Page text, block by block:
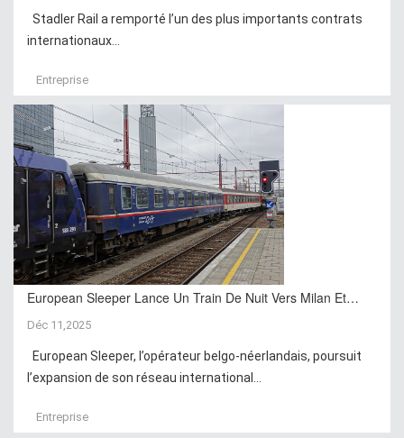
Stadler Rail a remporté l’un des plus importants contrats
internationaux...
Entreprise
European Sleeper Lance Un Train De Nuit Vers Milan Et…
Déc 11,2025
European Sleeper, l’opérateur belgo-néerlandais, poursuit
l’expansion de son réseau international...
Entreprise